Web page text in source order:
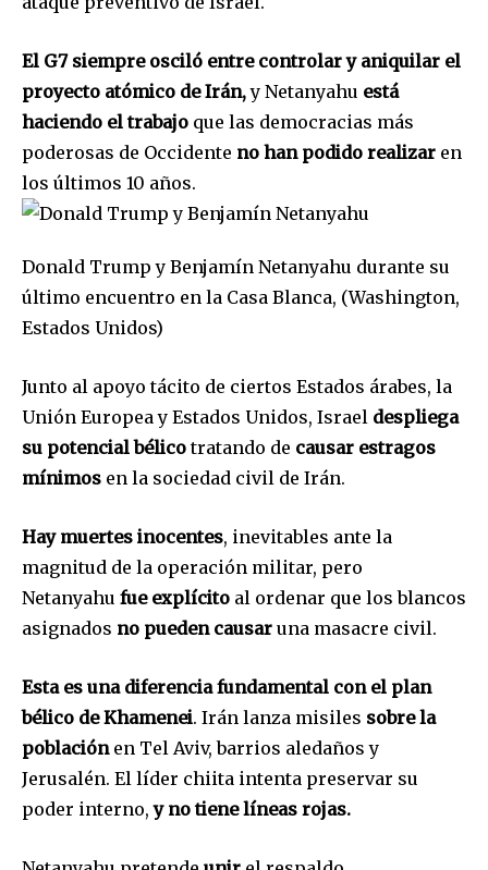
I've read and accept the Privacy Policy
El G7 siempre osciló entre controlar y aniquilar el
proyecto atómico de Irán,y Netanyahu está
haciendo el trabajo que las democracias más
poderosas de Occidente no han podido realizar en
los últimos 10 años.
Donald Trump y Benjamín Netanyahu durante su
último encuentro en la Casa Blanca, (Washington,
Estados Unidos)
Junto al apoyo tácito de ciertos Estados árabes, la
Unión Europea y Estados Unidos, Israel despliega
su potencial bélicotratando de causar estragos
mínimos en la sociedad civil de Irán.
Hay muertes inocentes, inevitables ante la
magnitud de la operación militar, pero
Netanyahu fue explícito al ordenar que los blancos
asignados no pueden causar una masacre civil.
Esta es una diferencia fundamental con el plan
bélico de Khamenei. Irán lanza misiles sobre la
poblaciónen Tel Aviv, barrios aledaños y
Jerusalén. El líder chiita intenta preservar su
poder interno,y no tiene líneas rojas.